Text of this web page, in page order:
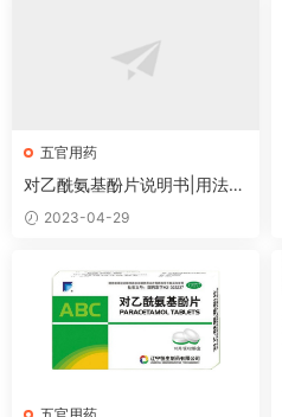
五官用药
对乙酰氨基酚片说明书|用法用
量|注意事项
2023-04-29